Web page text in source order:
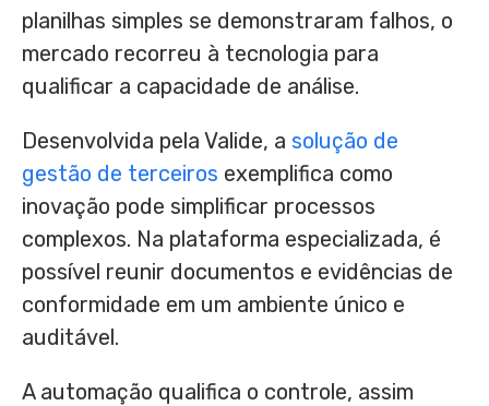
planilhas simples se demonstraram falhos, o
mercado recorreu à tecnologia para
qualificar a capacidade de análise.
Desenvolvida pela Valide, a solução de
gestão de terceiros exemplifica como
inovação pode simplificar processos
complexos. Na plataforma especializada, é
possível reunir documentos e evidências de
conformidade em um ambiente único e
auditável.
A automação qualifica o controle, assim